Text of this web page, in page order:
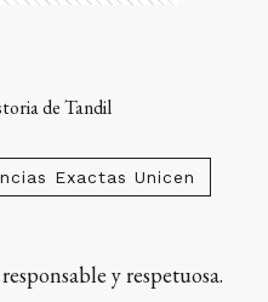
de Tandil
Exactas Unicen
y respetuosa.